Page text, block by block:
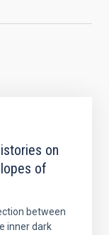
on
of
between
inner dark